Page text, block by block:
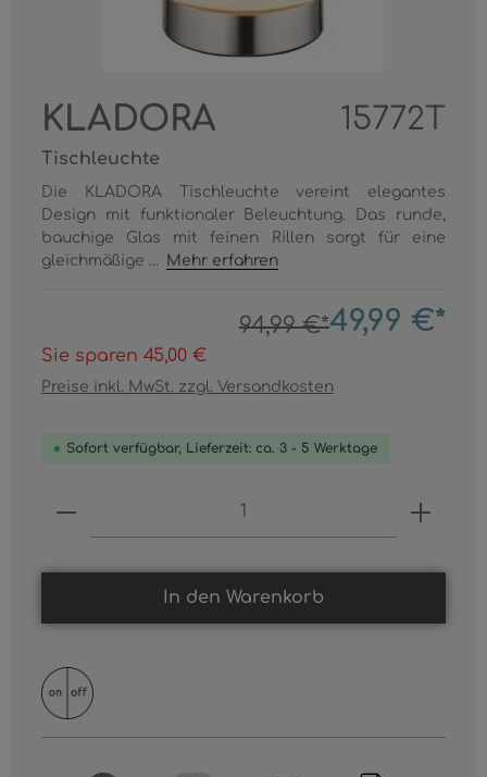
KLADORA 15772T
Tischleuchte
Die KLADORA Tischleuchte vereint elegantes
Design mit funktionaler Beleuchtung. Das runde,
bauchige Glas mit feinen Rillen sorgt für eine
gleichmäßige ...
Mehr erfahren
94,99 €*49,99 €*
Sie sparen 45,00 €
Preise inkl. MwSt. zzgl. Versandkosten
Sofort verfügbar, Lieferzeit: ca. 3 - 5 Werktage
Produkt Anzahl: Gib den
In den Warenkorb